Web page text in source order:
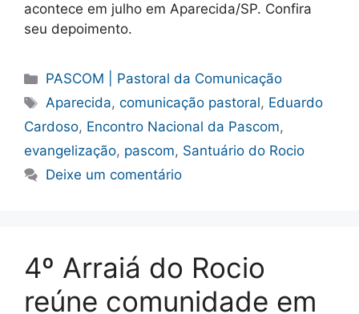
acontece em julho em Aparecida/SP. Confira
seu depoimento.
Categorias
PASCOM | Pastoral da Comunicação
Tags
Aparecida,comunicação pastoral, Eduardo
Cardoso, Encontro Nacional da Pascom,
evangelização, pascom, Santuário do Rocio
Deixe um comentário
4º Arraiá do Rocio
reúne comunidade em